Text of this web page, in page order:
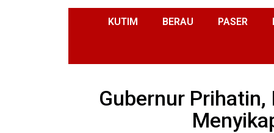
KUTIM BERAU PASER
Gubernur